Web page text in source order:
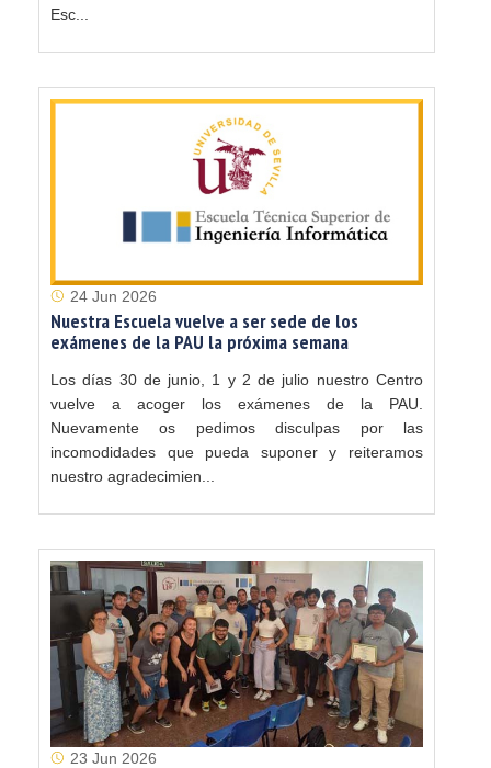
Esc...
24 Jun 2026
Nuestra Escuela vuelve a ser sede de los
exámenes de la PAU la próxima semana
Los días 30 de junio, 1 y 2 de julio nuestro Centro
vuelve a acoger los exámenes de la PAU.
Nuevamente os pedimos disculpas por las
incomodidades que pueda suponer y reiteramos
nuestro agradecimien...
23 Jun 2026